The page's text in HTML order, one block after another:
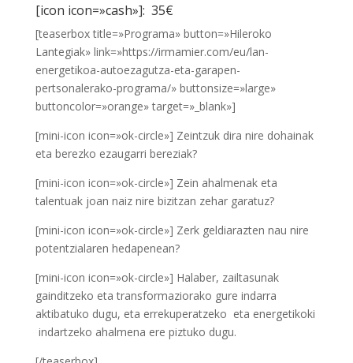
[icon icon=»cash»]: 35€
[teaserbox title=»Programa» button=»Hileroko
Lantegiak» link=»https://irmamier.com/eu/lan-
energetikoa-autoezagutza-eta-garapen-
pertsonalerako-programa/» buttonsize=»large»
buttoncolor=»orange» target=»_blank»]
[mini-icon icon=»ok-circle»] Zeintzuk dira nire dohainak
eta berezko ezaugarri bereziak?
[mini-icon icon=»ok-circle»] Zein ahalmenak eta
talentuak joan naiz nire bizitzan zehar garatuz?
[mini-icon icon=»ok-circle»] Zerk geldiarazten nau nire
potentzialaren hedapenean?
[mini-icon icon=»ok-circle»] Halaber, zailtasunak
gainditzeko eta transformaziorako gure indarra
aktibatuko dugu, eta errekuperatzeko eta energetikoki
indartzeko ahalmena ere piztuko dugu.